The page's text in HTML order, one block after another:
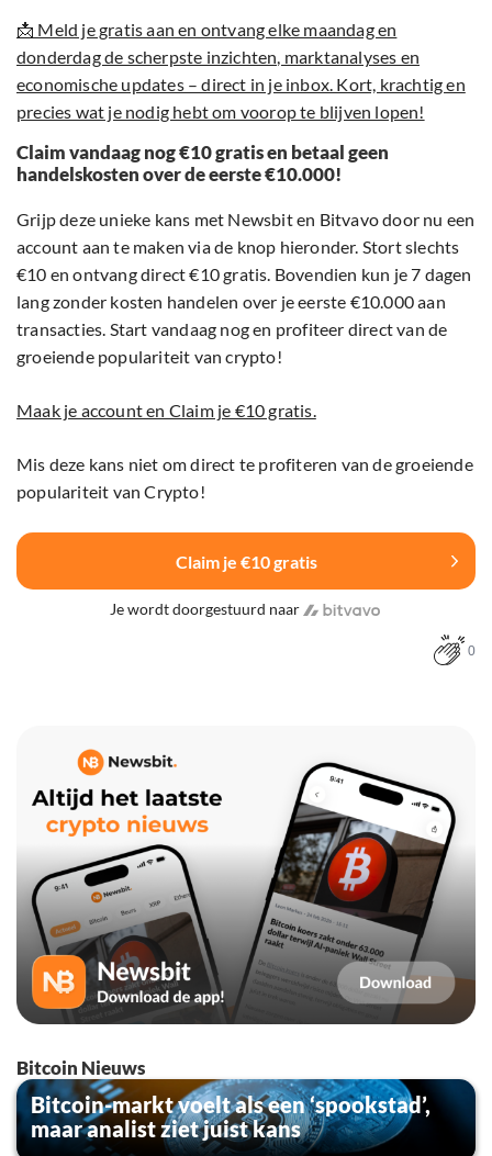
📩 Meld je gratis aan en ontvang elke maandag en
donderdag de scherpste inzichten, marktanalyses en
economische updates – direct in je inbox. Kort, krachtig en
precies wat je nodig hebt om voorop te blijven lopen!
Claim vandaag nog €10 gratis en betaal geen
handelskosten over de eerste €10.000!
Grijp deze unieke kans met Newsbit en Bitvavo door nu een
account aan te maken via de knop hieronder. Stort slechts
€10 en ontvang direct €10 gratis. Bovendien kun je 7 dagen
lang zonder kosten handelen over je eerste €10.000 aan
transacties. Start vandaag nog en profiteer direct van de
groeiende populariteit van crypto!
Maak je account en Claim je €10 gratis.
Mis deze kans niet om direct te profiteren van de groeiende
populariteit van Crypto!
Claim je €10 gratis
Je wordt doorgestuurd naar
0
Bitcoin Nieuws
Bitcoin-markt voelt als een ‘spookstad’,
maar analist ziet juist kans